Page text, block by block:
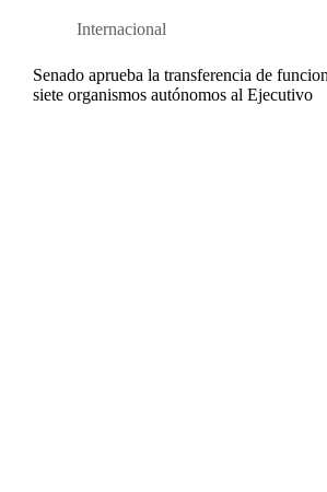
Internacional
Senado aprueba la transferencia de
siete organismos autónomos al Ejecutivo